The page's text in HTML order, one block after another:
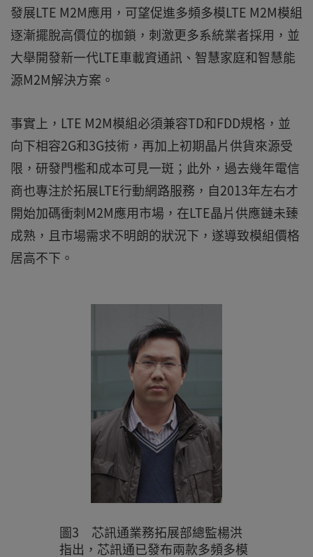
發展LTE M2M應用，可望促進多頻多模LTE M2M模組
逐漸擺脫高價位的枷鎖，刺激更多系統業者採用，並
大舉開發新一代LTE車載資通訊、智慧家庭和智慧能
源M2M解決方案。
事實上，LTE M2M模組必須兼容TD和FDD規格，並
向下相容2G和3G技術，再加上初期晶片供貨來源受
限，研發門檻和成本可見一斑；此外，過去幾年電信
商也專注於拓展LTE行動網路服務，自2013年左右才
開始加碼衝刺M2M應用市場，在LTE晶片供應鏈未臻
成熟，且市場需求不明朗的狀況下，遂導致模組價格
居高不下。
圖3 芯訊通業務拓展部總監楊洪
指出，芯訊通已發布兩款多頻多模